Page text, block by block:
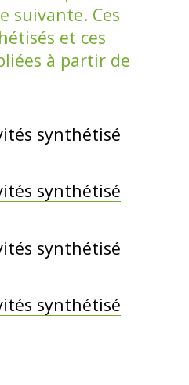
suivante. Ces
et ces
à partir de
synthétisé
synthétisé
synthétisé
synthétisé